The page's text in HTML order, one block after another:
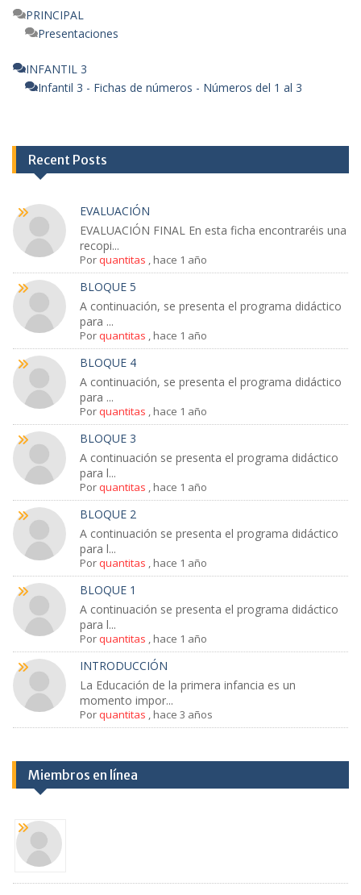
PRINCIPAL
Presentaciones
INFANTIL 3
Infantil 3 - Fichas de números - Números del 1 al 3
Recent Posts
EVALUACIÓN
EVALUACIÓN FINAL En esta ficha encontraréis una
recopi...
Porquantitas , hace 1 año
BLOQUE 5
A continuación, se presenta el programa didáctico
para ...
Porquantitas , hace 1 año
BLOQUE 4
A continuación, se presenta el programa didáctico
para ...
Porquantitas , hace 1 año
BLOQUE 3
A continuación se presenta el programa didáctico
para l...
Porquantitas , hace 1 año
BLOQUE 2
A continuación se presenta el programa didáctico
para l...
Porquantitas , hace 1 año
BLOQUE 1
A continuación se presenta el programa didáctico
para l...
Porquantitas , hace 1 año
INTRODUCCIÓN
La Educación de la primera infancia es un
momento impor...
Porquantitas , hace 3 años
Miembros en línea